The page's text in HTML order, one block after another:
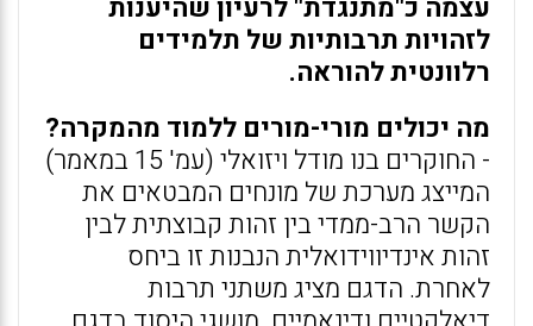
עצמה כ"מתנגדת" לרעיון שהיענות
לזהויות תרבותיות של תלמידים
רלוונטית להוראה.
מה יכולים מורי-מורים ללמוד מהמקרה?
- החוקרים בנו מודל ויזואלי (עמ' 15 במאמר)
המייצג מערכת של מונחים המבטאים את
הקשר הרב-ממדי בין זהות קבוצתית לבין
זהות אינדיווידואלית הנבנות זו ביחס
לאחרת. הדגם מציג משתני תרבות